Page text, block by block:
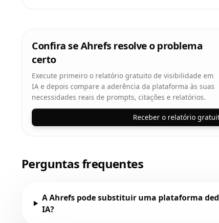
Confira se Ahrefs resolve o problema
certo
Execute primeiro o relatório gratuito de visibilidade em
IA e depois compare a aderência da plataforma às suas
necessidades reais de prompts, citações e relatórios.
Receber o relatório
Perguntas frequentes
A Ahrefs pode substituir uma plataforma
IA?